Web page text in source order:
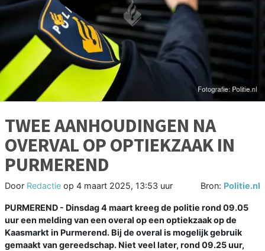
TWEE AANHOUDINGEN NA
OVERVAL OP OPTIEKZAAK IN
PURMEREND
Door Redactie op 4 maart 2025, 13:53 uur Bron: Politie.nl
PURMEREND - Dinsdag 4 maart kreeg de politie rond 09.05
uur een melding van een overal op een optiekzaak op de
Kaasmarkt in Purmerend. Bij de overal is mogelijk gebruik
gemaakt van gereedschap. Niet veel later, rond 09.25 uur,